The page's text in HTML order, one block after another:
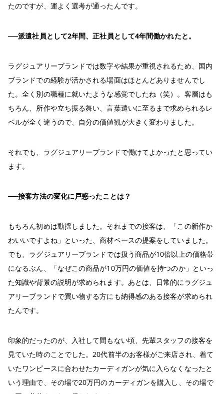
たのですが、運よく選考が通ったんです。
──派遣社員として2年間、正社員として4年間働かれたと。
ラグジュアリーブランドでは数字や結果が重視されるため、国内
ブランドでの経験が活かされる場面はほとんどありませんでし
た。全く別の職種に就いたような感覚でしたね（笑）。客層はも
ちろん、所作や立ち振る舞い、言葉遣いに至るまで求められるレ
ベルが全く違うので、自分の価値観が大きく変わりました。
それでも、ラグジュアリーブランドで働けてよかったと思ってい
ます。
──接客方法の変化に戸惑ったことは？
もちろん初めは動揺しました。それまでの接客は、「この新作か
わいいですよね」といった、商材ベースの提案をしていました。
でも、ラグジュアリーブランドでは扱う商品が10倍以上の価格帯
になるぶん、「なぜこの商品が10万円の価値を持つのか」といっ
た知識や背景の説明が求められます。あとは、日常的にラグジュ
アリーブランドで買い物する方にも納得感のある接客が求められ
たんです。
印象的だったのが、入社して間もない頃、先輩スタッフの接客を
見ていた時のことでした。20代前半のお客様がご来店され、着て
いたワンピースに合わせたカーディガンが気に入らなくなったと
いう理由で、その場で20万円のカーディガンを購入し、その場で